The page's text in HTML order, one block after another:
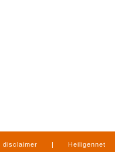
disclaimer | Heiligennet